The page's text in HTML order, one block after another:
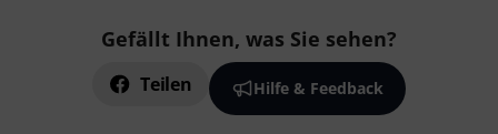
Gefällt Ihnen, was Sie sehen?
Teilen Hilfe & Feedback